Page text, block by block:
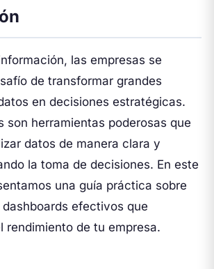
las empresas se
de transformar grandes
en decisiones estratégicas.
son herramientas poderosas que
datos de manera clara y
la toma de decisiones. En este
una guía práctica sobre
efectivos que
rendimiento de tu empresa.